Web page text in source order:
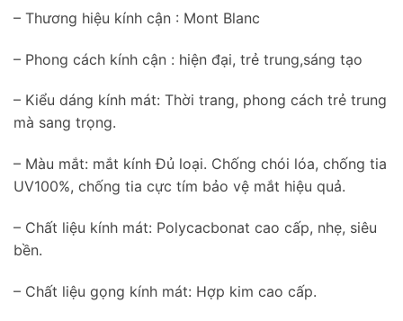
– Thương hiệu kính cận : Mont Blanc
– Phong cách kính cận : hiện đại, trẻ trung,sáng tạo
– Kiểu dáng kính mát: Thời trang, phong cách trẻ trung
mà sang trọng.
– Màu mắt: mắt kính Đủ loại. Chống chói lóa, chống tia
UV100%, chống tia cực tím bảo vệ mắt hiệu quả.
– Chất liệu kính mát: Polycacbonat cao cấp, nhẹ, siêu
bền.
– Chất liệu gọng kính mát: Hợp kim cao cấp.